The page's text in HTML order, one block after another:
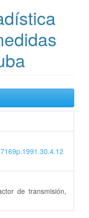
de transmisión,